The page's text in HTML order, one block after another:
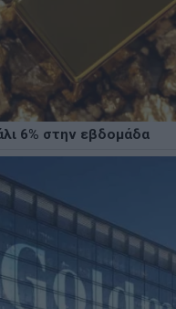
6% στην εβδομάδα